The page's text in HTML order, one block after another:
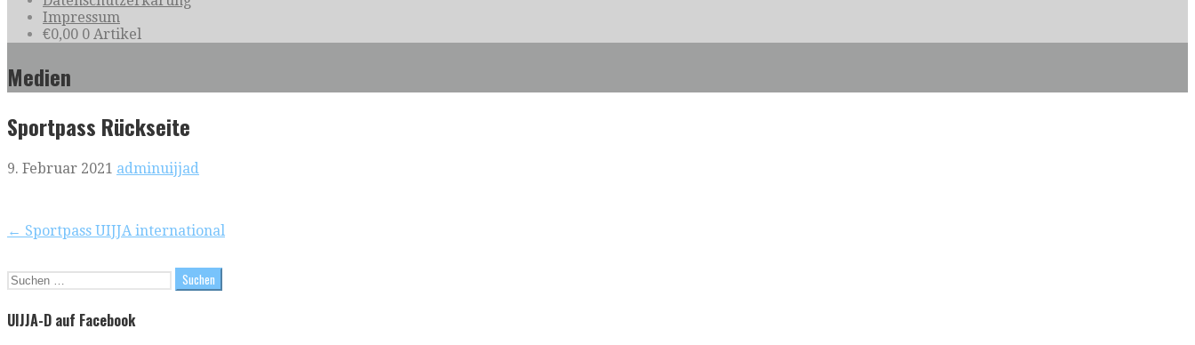
Impressum
€0,00 0 Artikel
Medien
Sportpass Rückseite
9. Februar 2021 adminuijjad
Beitragsnavigation
← Sportpass UIJJA international
Suchen
UIJJA-D auf Facebook